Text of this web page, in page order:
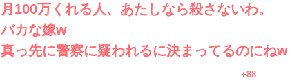
月100万くれる人、あたしなら殺さないわ。
バカな嫁w
真っ先に警察に疑われるに決まってるのにねw
+88